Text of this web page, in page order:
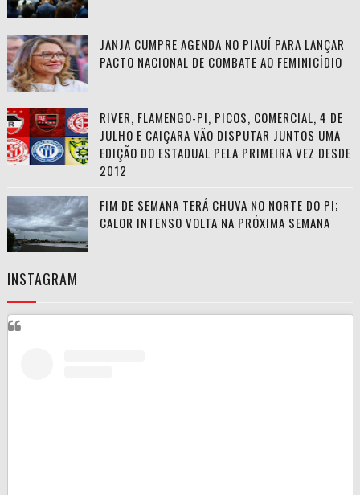
JANJA CUMPRE AGENDA NO PIAUÍ PARA LANÇAR
PACTO NACIONAL DE COMBATE AO FEMINICÍDIO
RIVER, FLAMENGO-PI, PICOS, COMERCIAL, 4 DE
JULHO E CAIÇARA VÃO DISPUTAR JUNTOS UMA
EDIÇÃO DO ESTADUAL PELA PRIMEIRA VEZ DESDE
2012
FIM DE SEMANA TERÁ CHUVA NO NORTE DO PI;
CALOR INTENSO VOLTA NA PRÓXIMA SEMANA
INSTAGRAM